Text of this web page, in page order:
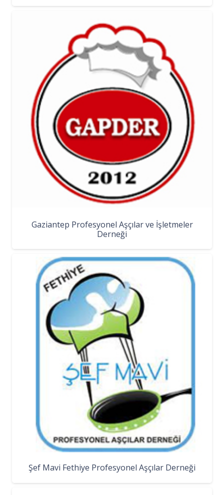
Gaziantep Profesyonel Aşçılar ve İşletmeler
Derneği
Şef Mavi Fethiye Profesyonel Aşçılar Derneği